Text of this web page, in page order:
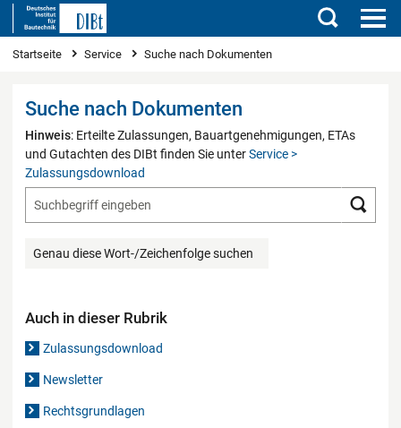
Suchen
Sie sind hier
Startseite Service Suche nach Dokumenten
Suche nach Dokumenten
Hinweis: Erteilte Zulassungen, Bauartgenehmigungen, ETAs
und Gutachten des DIBt finden Sie unterService >
Zulassungsdownload
Genau diese Wort-/Zeichenfolge suchen
Auch in dieser Rubrik
Zulassungsdownload
Newsletter
Rechtsgrundlagen